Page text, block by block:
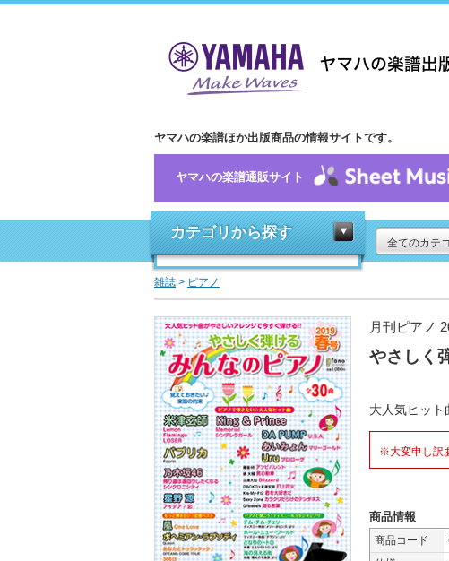
ヤマハの楽譜ほか出版商品の情報サイトです。
ヤマハの楽譜通販サイト
カテゴリから探す
全てのカテ
雑誌 > ピアノ
月刊ピアノ
やさしく
大人気ヒット
※大変申し訳
商品情報
商品コード